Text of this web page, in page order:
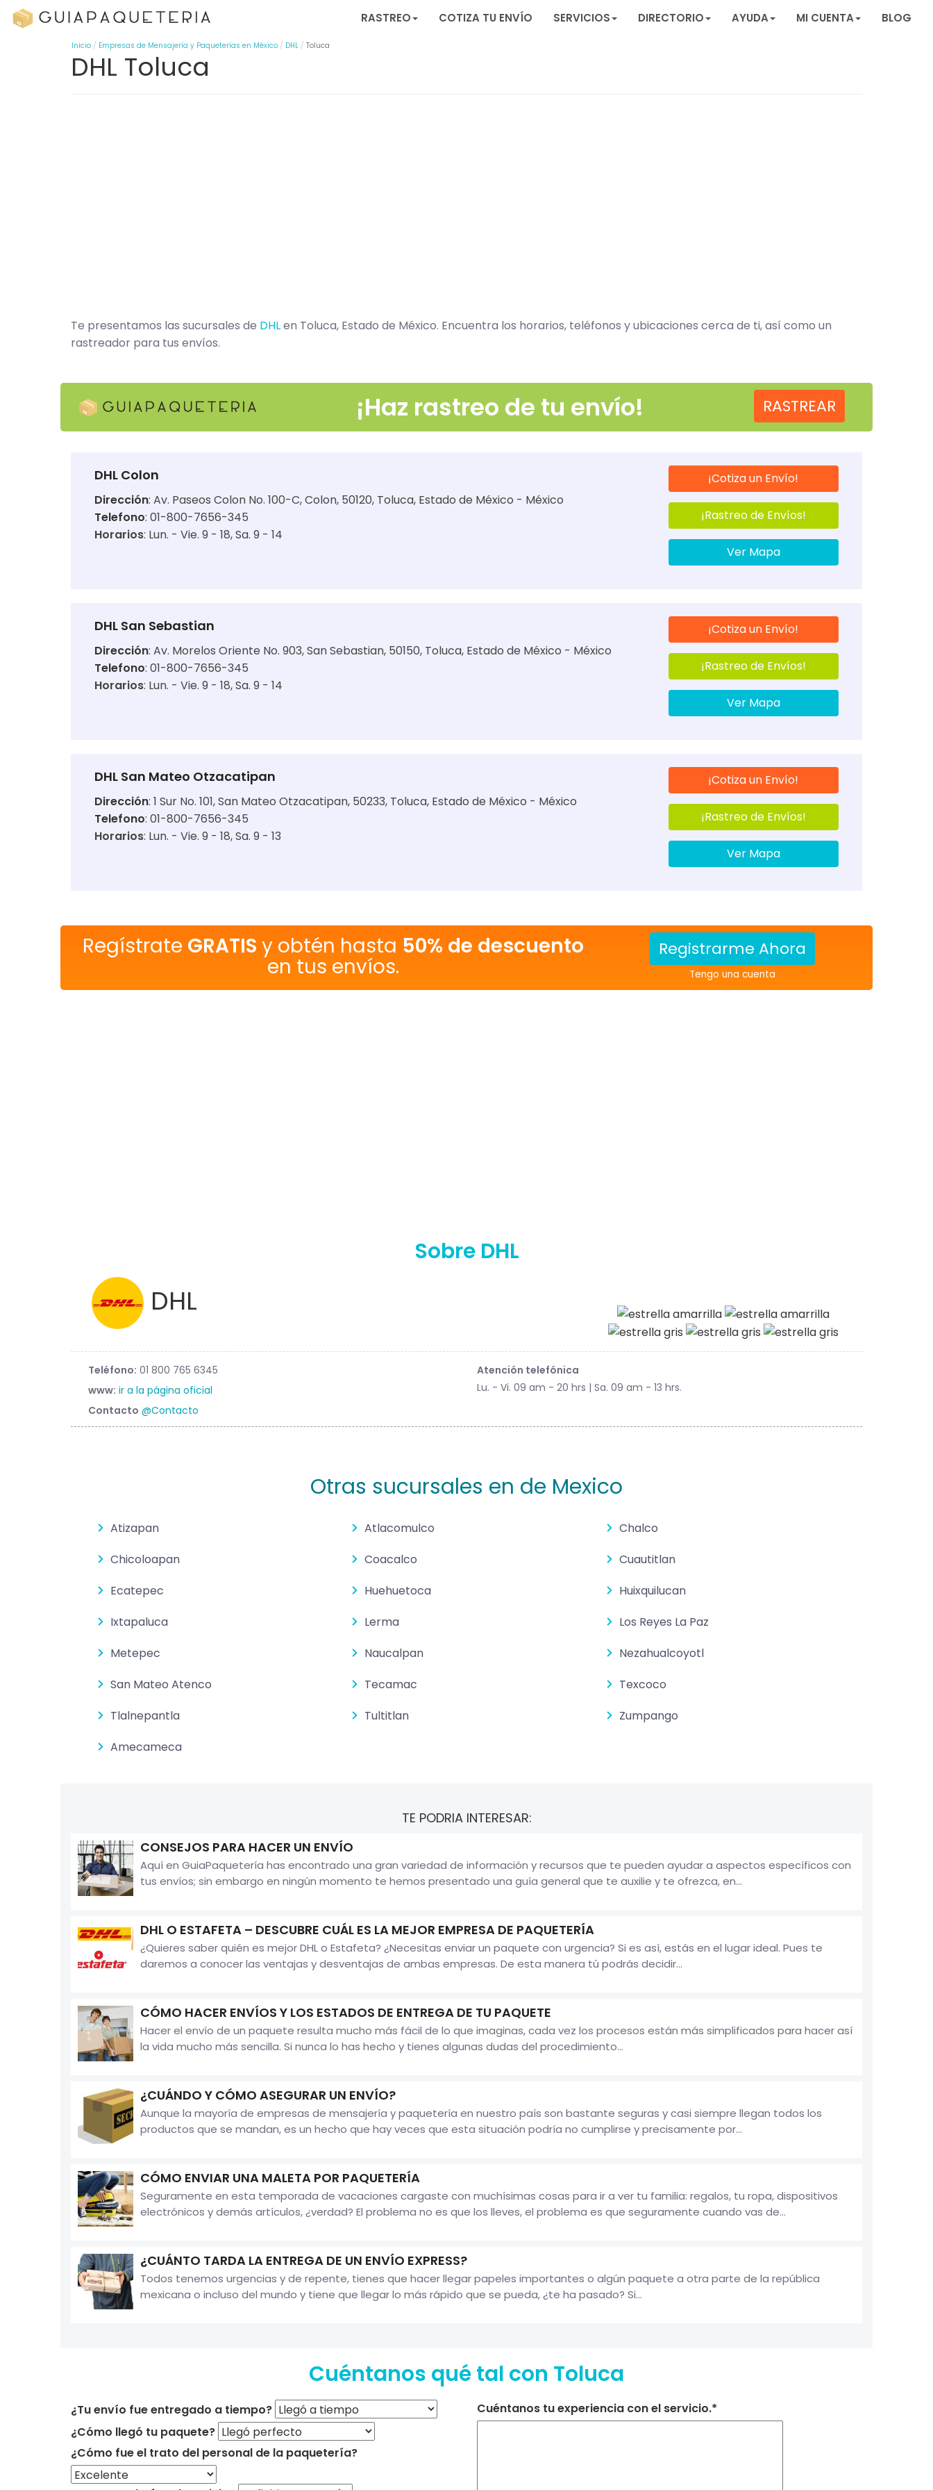
RASTREO COTIZA TU ENVÍO SERVICIOS DIRECTORIO AYUDA MI CUENTA BLOG
Inicio Empresas de Mensajería y Paqueterías en México DHL Toluca
DHL Toluca
Te presentamos las sucursales de DHLen Toluca, Estado de México. Encuentra los horarios, teléfonos y ubicaciones cerca de ti, así como un
rastreador para tus envíos.
¡Haz rastreo de tu envío! RASTREAR
DHL Colon
Dirección: Av. Paseos Colon No. 100-C, Colon, 50120, Toluca, Estado de México - México
Telefono: 01-800-7656-345
Horarios: Lun. - Vie. 9 - 18 Sa. 9 - 14
¡Cotiza un Envío!
¡Rastreo de Envíos!
Ver Mapa
DHL San Sebastian
Dirección: Av. Morelos Oriente No. 903, San Sebastian, 50150, Toluca, Estado de México - México
Telefono: 01-800-7656-345
Horarios: Lun. - Vie. 9 - 18 Sa. 9 - 14
¡Cotiza un Envío!
¡Rastreo de Envíos!
Ver Mapa
DHL San Mateo Otzacatipan
Dirección: 1 Sur No. 101, San Mateo Otzacatipan, 50233, Toluca, Estado de México - México
Telefono: 01-800-7656-345
Horarios: Lun. - Vie. 9 - 18 Sa. 9 - 13
¡Cotiza un Envío!
¡Rastreo de Envíos!
Ver Mapa
Regístrate GRATIS y obtén hasta 50% de descuento
en tus envíos.
Registrarme Ahora
Tengo una cuenta
Sobre DHL
DHL
Teléfono: 01 800 765 6345
www: ir a la página oficial
Contacto @Contacto
Atención telefónica
Lu. - Vi. 09 am - 20 hrs | Sa. 09 am - 13 hrs.
Otras sucursales en de Mexico
Atizapan Atlacomulco
Chalco
Chicoloapan
Coacalco
Cuautitlan
Ecatepec
Huehuetoca
Huixquilucan
Ixtapaluca
Lerma
Los Reyes La Paz
Metepec
Naucalpan
Nezahualcoyotl
San Mateo Atenco
Tecamac
Texcoco
Tlalnepantla
Tultitlan
Zumpango
Amecameca
TE PODRIA INTERESAR:
CONSEJOS PARA HACER UN ENVÍO
Aquí en GuiaPaquetería has encontrado una gran variedad de información y recursos que te pueden ayudar a aspectos específicos con
tus envíos; sin embargo en ningún momento te hemos presentado una guía general que te auxilie y te ofrezca, en...
DHL O ESTAFETA – DESCUBRE CUÁL ES LA MEJOR EMPRESA DE PAQUETERÍA
¿Quieres saber quién es mejor DHL o Estafeta? ¿Necesitas enviar un paquete con urgencia? Si es así, estás en el lugar ideal. Pues te
daremos a conocer las ventajas y desventajas de ambas empresas. De esta manera tú podrás decidir...
CÓMO HACER ENVÍOS Y LOS ESTADOS DE ENTREGA DE TU PAQUETE
Hacer el envío de un paquete resulta mucho más fácil de lo que imaginas, cada vez los procesos están más simplificados para hacer así
la vida mucho más sencilla. Si nunca lo has hecho y tienes algunas dudas del procedimiento...
¿CUÁNDO Y CÓMO ASEGURAR UN ENVÍO?
Aunque la mayoría de empresas de mensajería y paquetería en nuestro país son bastante seguras y casi siempre llegan todos los
productos que se mandan, es un hecho que hay veces que esta situación podría no cumplirse y precisamente por...
CÓMO ENVIAR UNA MALETA POR PAQUETERÍA
Seguramente en esta temporada de vacaciones cargaste con muchísimas cosas para ir a ver tu familia: regalos, tu ropa, dispositivos
electrónicos y demás artículos, ¿verdad? El problema no es que los lleves, el problema es que seguramente cuando vas de...
¿CUÁNTO TARDA LA ENTREGA DE UN ENVÍO EXPRESS?
Todos tenemos urgencias y de repente, tienes que hacer llegar papeles importantes o algún paquete a otra parte de la república
mexicana o incluso del mundo y tiene que llegar lo más rápido que se pueda, ¿te ha pasado? Si...
Cuéntanos qué tal con Toluca
¿Tu envío fue entregado a tiempo?
¿Cómo llegó tu paquete?
¿Cómo fue el trato del personal de la paquetería?
Cuéntanos tu experiencia con el servicio.*